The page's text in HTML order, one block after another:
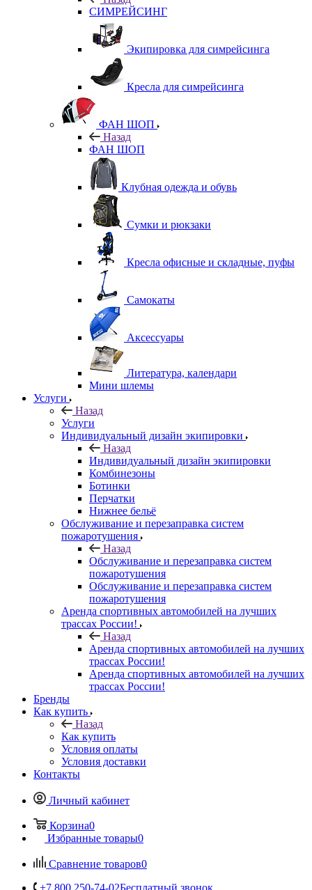
СИМРЕЙСИНГ
Экипировка для симрейсинга
Кресла для симрейсинга
ФАН ШОП
Назад
ФАН ШОП
Клубная одежда и обувь
Сумки и рюкзаки
Кресла офисные и складные, пуфы
Самокаты
Аксессуары
Литература, календари
Мини шлемы
Услуги
Назад
Услуги
Индивидуальный дизайн экипировки
Назад
Индивидуальный дизайн экипировки
Комбинезоны
Ботинки
Перчатки
Нижнее бельё
Обслуживание и перезаправка систем
пожаротушения
Назад
Обслуживание и перезаправка систем
пожаротушения
Обслуживание и перезаправка систем
пожаротушения
Аренда спортивных автомобилей на лучших
трассах России!
Назад
Аренда спортивных автомобилей на лучших
трассах России!
Аренда спортивных автомобилей на лучших
трассах России!
Бренды
Как купить
Назад
Как купить
Условия оплаты
Условия доставки
Контакты
Личный кабинет
Корзина0
Избранные товары0
Сравнение товаров0
+7 800 250-74-02Бесплатный звонок